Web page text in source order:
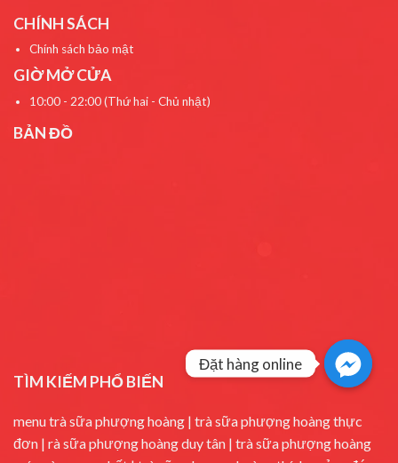
CHÍNH SÁCH
Chính sách bảo mật
GIỜ MỞ CỬA
10:00 - 22:00 (Thứ hai - Chủ nhật)
BẢN ĐỒ
TÌM KIẾM PHỔ BIẾN
menu trà sữa phượng hoàng | trà sữa phượng hoàng thực
đơn | rà sữa phượng hoàng duy tân | trà sữa phượng hoàng
Đặt hàng online